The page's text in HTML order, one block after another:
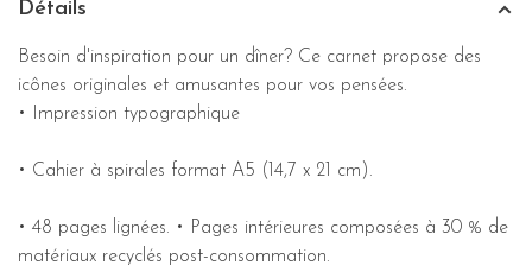
Détails
Besoin d'inspiration pour un dîner? Ce carnet propose des
icônes originales et amusantes pour vos pensées.
• Impression typographique
• Cahier à spirales format A5 (14,7 x 21 cm).
• 48 pages lignées. • Pages intérieures composées à 30 % de
matériaux recyclés post-consommation.